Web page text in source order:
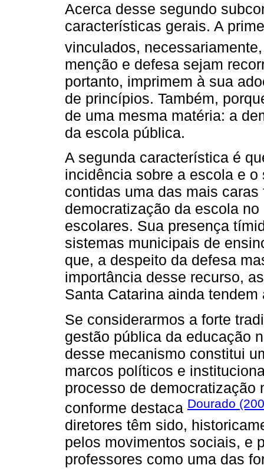
Acerca desse segundo
características gerais. A
vinculados,
menção e defesa sejam
portanto, imprimem à sua
de princípios. Também,
de uma mesma matéria: a
da escola pública.
A segunda característica é
incidência sobre a escola e
contidas uma das mais
democratização da escola
escolares. Sua presença
sistemas municipais de
que, a despeito da defesa
importância desse recurso,
Santa Catarina ainda
Se considerarmos a forte
gestão pública da educação
desse mecanismo constitui
marcos políticos e
processo de democratização
conforme destaca Dourado
diretores têm sido,
pelos movimentos sociais, e
professores como uma das